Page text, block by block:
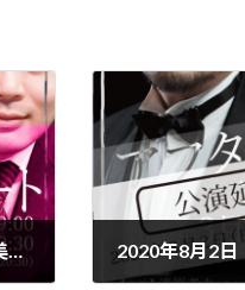
2020年2月9日 特別公演 テノールの美声を味わう！バレンタインコンサート